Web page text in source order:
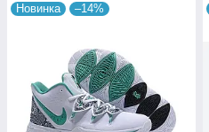
Новинка –14%